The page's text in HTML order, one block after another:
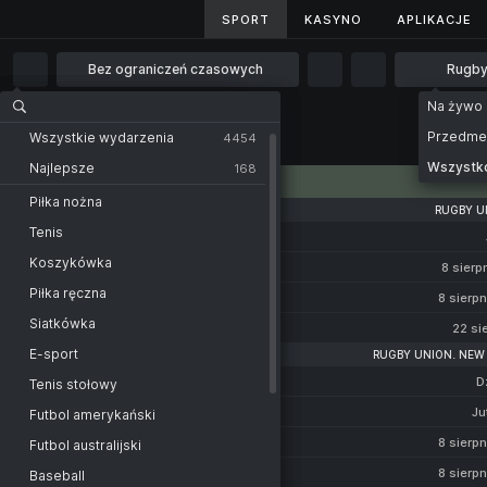
SPORT KASYNO APLIKACJE
SPORT KASYNO APLIKACJE
Bez ograniczeń czasowych Rugby
Rugby
RUGBY
-
8
-
8
-
22
RUGBY UNION.
-
Counties Manukau
Taranaki
-
Waikato
Auckland
-
Wellington
8
Bay of Plenty
-
8
1 godz.
2 godz.
4 godz.
6 godz.
12 godz.
1 dzień
2 dni
Wszystkie wydarzenia 80
KATEGORIA
Rugby Union
Friendly
New Zealand. NPC
Russia. Higher League
Russian Championship
Russian Championship
Tournament outrights
Russia. Youth League
Nations Championship
Wszystkie wydarzenia 4454
Najlepsze 168
Piłka nożna
Tenis
Koszykówka
Piłka ręczna
Siatkówka
E-sport
Tenis stołowy
Futbol amerykański
Futbol australijski
Baseball
Na żywo